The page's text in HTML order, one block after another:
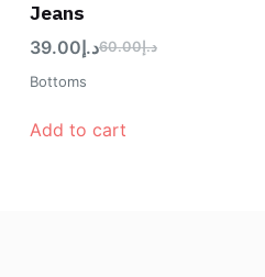
Jeans
د.إ60.00د.إ39.00
Bottoms
Add to cart